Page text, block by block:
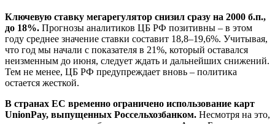
Ключевую ставку мегарегулятор снизил сразу на 2000 б.п.,
до 18%. Прогнозы аналитиков ЦБ РФ позитивны – в этом
году среднее значение ставки составит 18,8–19,6%. Учитывая,
что год мы начали с показателя в 21%, который оставался
неизменным до июня, следует ждать и дальнейших снижений.
Тем не менее, ЦБ РФ предупреждает вновь – политика
остается жесткой.
В странах ЕС временно ограничено использование карт
UnionPay, выпущенных Россельхозбанком. Несмотря на это,